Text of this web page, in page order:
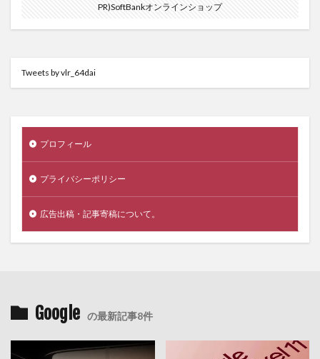
PR)SoftBankオンラインショップ
Tweets by vlr_64dai
プロフィール
プライバシーポリシー
広告出稿・記事寄稿について。
Google の最新記事8件